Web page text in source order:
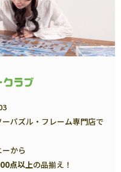
パズル・フレーム専門店で
ーから
点以上の品揃え！